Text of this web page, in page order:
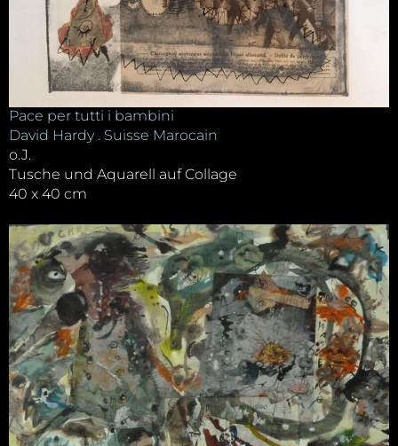
Pace per tutti i bambini
David Hardy . Suisse Marocain
o.J.
Tusche und Aquarell auf Collage
40 x 40 cm